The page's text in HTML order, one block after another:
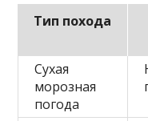
Тип похода
Сухая
морозная
погода